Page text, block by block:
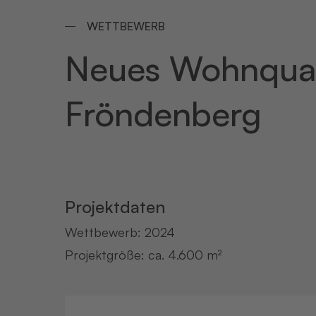
WETTBEWERB
Neues
Fröndenberg
Projektdaten
Wettbewerb: 2024
Projektgröße: ca. 4.600 m²